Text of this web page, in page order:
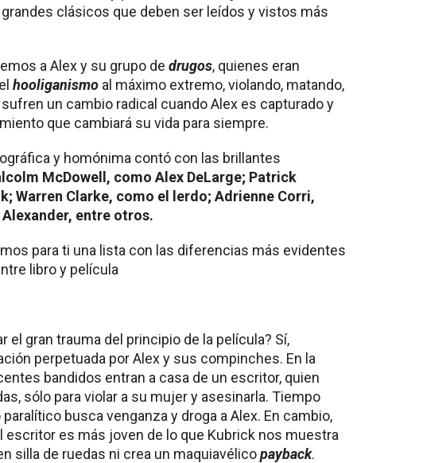
clásicos que deben ser leídos y vistos más
a Alex y su grupo de drugos, quienes eran
hooliganismo al máximo extremo, violando, matando,
un cambio radical cuando Alex es capturado y
que cambiará su vida para siempre.
y homónima contó con las brillantes
McDowell, como Alex DeLarge; Patrick
Warren Clarke, como el lerdo; Adrienne Corri,
entre otros.
para ti una lista con las diferencias más evidentes
libro y película
el gran trauma del principio de la película? Sí,
perpetuada por Alex y sus compinches. En la
bandidos entran a casa de un escritor, quien
sólo para violar a su mujer y asesinarla. Tiempo
busca venganza y droga a Alex. En cambio,
escritor es más joven de lo que Kubrick nos muestra
silla de ruedas ni crea un maquiavélicopayback.